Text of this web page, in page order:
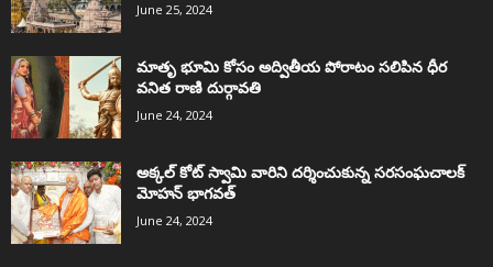
June 25, 2024
మాతృ భూమి కోసం అద్వితీయ పోరాటం సలిపిన ధీర
వనిత రాణి దుర్గావతి
June 24, 2024
అక్కల్‌ కోట్‌ స్వామి వారిని దర్శించుకున్న సరసంఘచాలక్
మోహన్ భాగవత్
June 24, 2024